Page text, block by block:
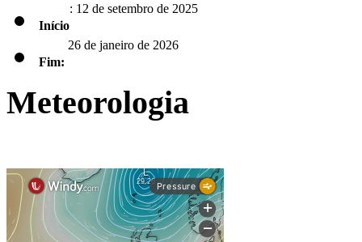
Início: 12 de setembro de 2025
Fim: 26 de janeiro de 2026
2º Semestre
Fim:
5 de junhode 2026 para os alunos dos 9.º, 11.º e 12.º anos;
Meteorologia